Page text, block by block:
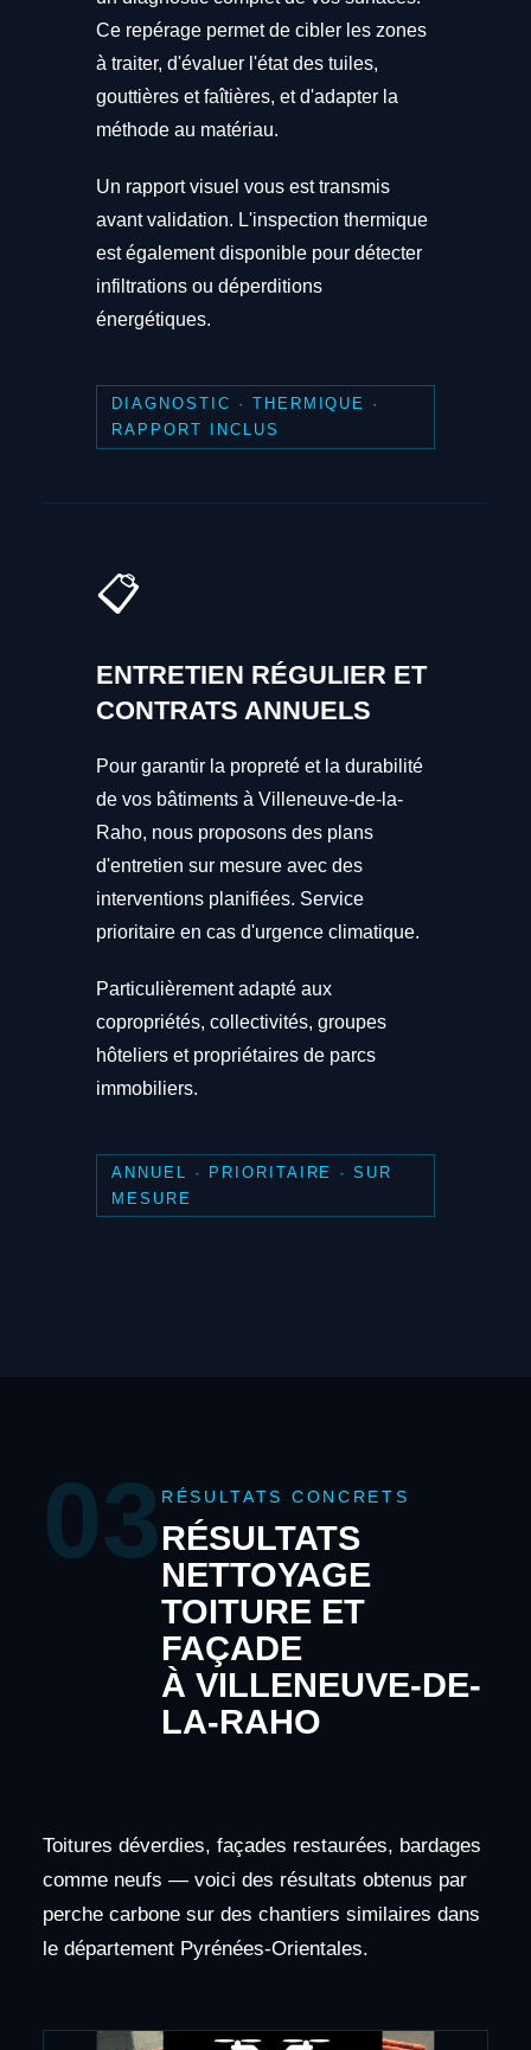
Ce repérage permet de cibler les zones
à traiter, d'évaluer l'état des tuiles,
gouttières et faîtières, et d'adapter la
méthode au matériau.
Un rapport visuel vous est transmis
avant validation. L'inspection thermique
est également disponible pour détecter
infiltrations ou déperditions
énergétiques.
DIAGNOSTIC · THERMIQUE ·
RAPPORT INCLUS
📋
ENTRETIEN RÉGULIER ET
CONTRATS ANNUELS
Pour garantir la propreté et la durabilité
de vos bâtiments à Villeneuve-de-la-
Raho, nous proposons des plans
d'entretien sur mesure avec des
interventions planifiées. Service
prioritaire en cas d'urgence climatique.
Particulièrement adapté aux
copropriétés, collectivités, groupes
hôteliers et propriétaires de parcs
immobiliers.
ANNUEL · PRIORITAIRE · SUR
MESURE
03 RÉSULTATS CONCRETS
RÉSULTATS
NETTOYAGE
TOITURE ET
FAÇADE
À VILLENEUVE-DE-
LA-RAHO
Toitures déverdies, façades restaurées, bardages
comme neufs — voici des résultats obtenus par
perche carbone sur des chantiers similaires dans
le département Pyrénées-Orientales.